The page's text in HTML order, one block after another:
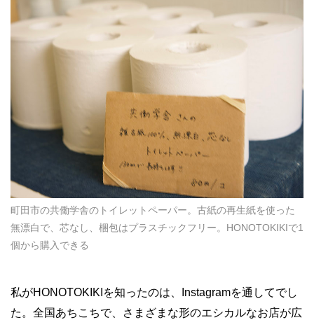
町田市の共働学舎のトイレットペーパー。古紙の再生紙を使った
無漂白で、芯なし、梱包はプラスチックフリー。HONOTOKIKIで1
個から購入できる
私がHONOTOKIKIを知ったのは、Instagramを通してでし
た。全国あちこちで、さまざまな形のエシカルなお店が広